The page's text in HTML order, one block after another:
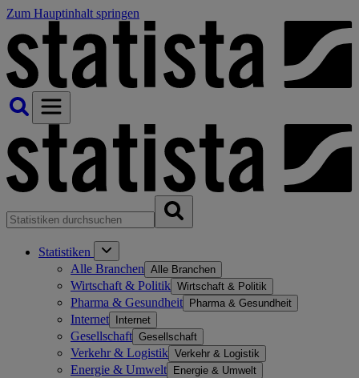
Zum Hauptinhalt springen
Statistiken
Alle Branchen Alle Branchen
Wirtschaft & Politik Wirtschaft & Politik
Pharma & Gesundheit Pharma & Gesundheit
Internet Internet
Gesellschaft Gesellschaft
Verkehr & Logistik Verkehr & Logistik
Energie & Umwelt Energie & Umwelt